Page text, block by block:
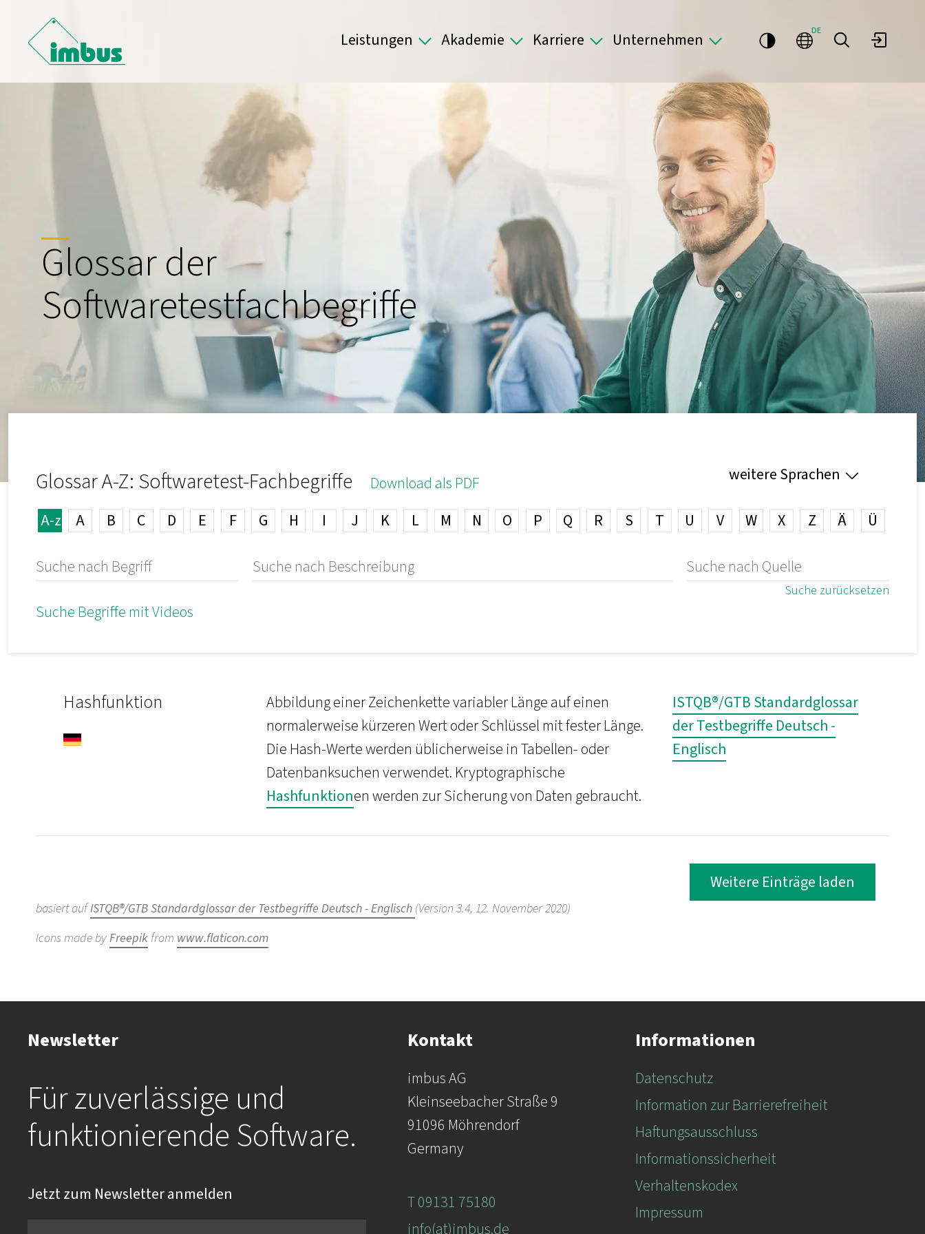
Leistungen Akademie Karriere Unternehmen DE
Glossar der
Softwaretestfachbegriffe
Glossar A-Z: Softwaretest-Fachbegriffe Download als PDF weitere Sprachen
A-z A B C D E F G H I J K L M N O P Q R S T U V W X Z Ä Ü
Suche zurücksetzen
Suche Begriffe mit Videos
Hashfunktion
Abbildung einer Zeichenkette variabler Länge auf einen
normalerweise kürzeren Wert oder Schlüssel mit fester Länge.
Die Hash-Werte werden üblicherweise in Tabellen- oder
Datenbanksuchen verwendet. Kryptographische
Hashfunktionen werden zur Sicherung von Daten gebraucht.
ISTQB®/GTB Standardglossar
der Testbegriffe Deutsch -
Englisch
Weitere Einträge laden
basiert aufISTQB®/GTB Standardglossar der Testbegriffe Deutsch - Englisch (Version 3.4, 12. November 2020)
Icons made byFreepik from www.flaticon.com
Newsletter
Für zuverlässige und
funktionierende Software.
Jetzt zum Newsletter anmelden
Kontakt
imbus AG
Kleinseebacher Straße 9
91096 Möhrendorf
Germany
T 09131 75180
info(at)imbus.de
Informationen
Datenschutz
Information zur Barrierefreiheit
Haftungsausschluss
Informationssicherheit
Verhaltenskodex
Impressum